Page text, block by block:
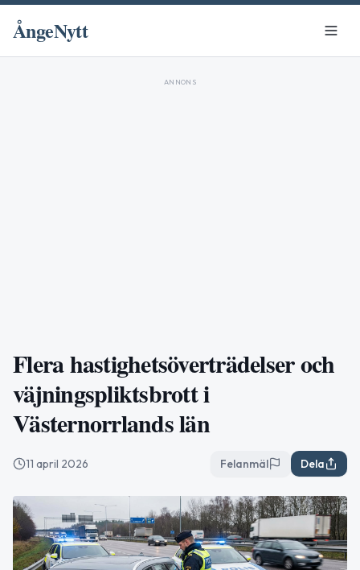
ÅngeNytt
ANNONS
Flera hastighetsöverträdelser och
väjningspliktsbrott i
Västernorrlands län
11 april 2026 Felanmäl Dela